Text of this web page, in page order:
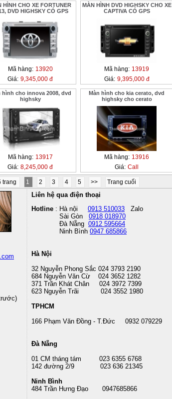
HÌNH CHO XE FORTUNER
DVD HIGHSKY CÓ GPS
Mã hàng: 13920
Giá: 9,345,000 đ
MÀN HÌNH DVD HIGHSKY CHO XE
CAPTIVA CÓ GPS
Mã hàng: 13919
Giá: 9,395,000 đ
hình cho innova 2008, dvd
highsky
Mã hàng: 13917
Giá: 8,245,000 đ
Màn hình cho kia cerato, dvd
highsky cho cerato
Mã hàng: 13916
Giá: Call
trang 1 2 3 4 5 >> Trang cuối
Liên hệ qua điện thoại
Hotline : Hà nội 0913 510033 Zalo
Sài Gòn 0918 018970
Đà Nẵng 0912 595664
Ninh Bình 0947 685866
Hà Nội
32 Nguyễn Phong Sắc 024 3793 2190
684 Nguyễn Văn Cừ 024 3652 1282
371 Trần Khát Chân 024 3972 7399
623 Nguyễn Trãi 024 3552 1980
TPHCM
166 Phạm Văn Đồng - T.Đức 0932 079229
Đà Nẵng
01 CM tháng tám 023 6355 6768
142 đường 2/9 023 636 21345
Ninh Bình
484 Trần Hưng Đạo 0947685866